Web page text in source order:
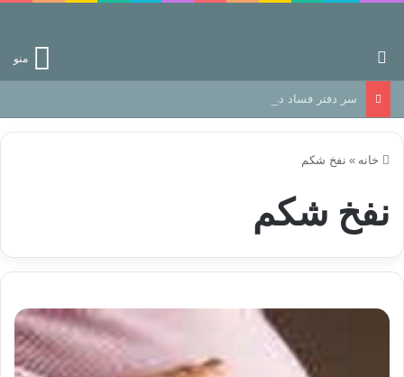
منو
سر دفتر فساد در زمین‌، دوری وکناره‌گیری از راه خداست‌!
خانه » نفخ شکم
نفخ شکم